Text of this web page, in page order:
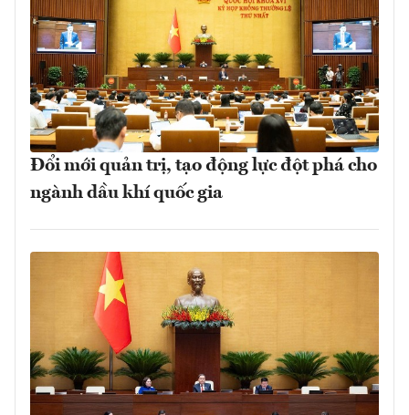
Đổi mới quản trị, tạo động lực đột phá cho
ngành dầu khí quốc gia